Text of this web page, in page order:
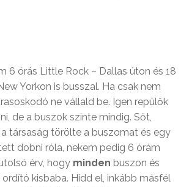
6 órás Little Rock – Dallas úton és 18
Yorkon is busszal. Ha csak nem
ne vállald be. Igen repülők
de a buszok szinte mindig. Sőt,
társaság törölte a buszomat és egy
dobni róla, nekem pedig 6 órám
érv, hogy minden buszon és
kisbaba. Hidd el, inkább másfél